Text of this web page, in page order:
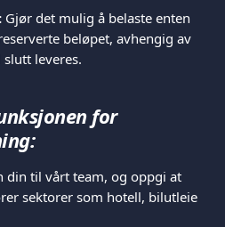
Gjør det mulig å belaste enten
beløpet, avhengig av
leveres.
for
din til vårt team, og oppgi at
sektorer som hotell, bilutleie